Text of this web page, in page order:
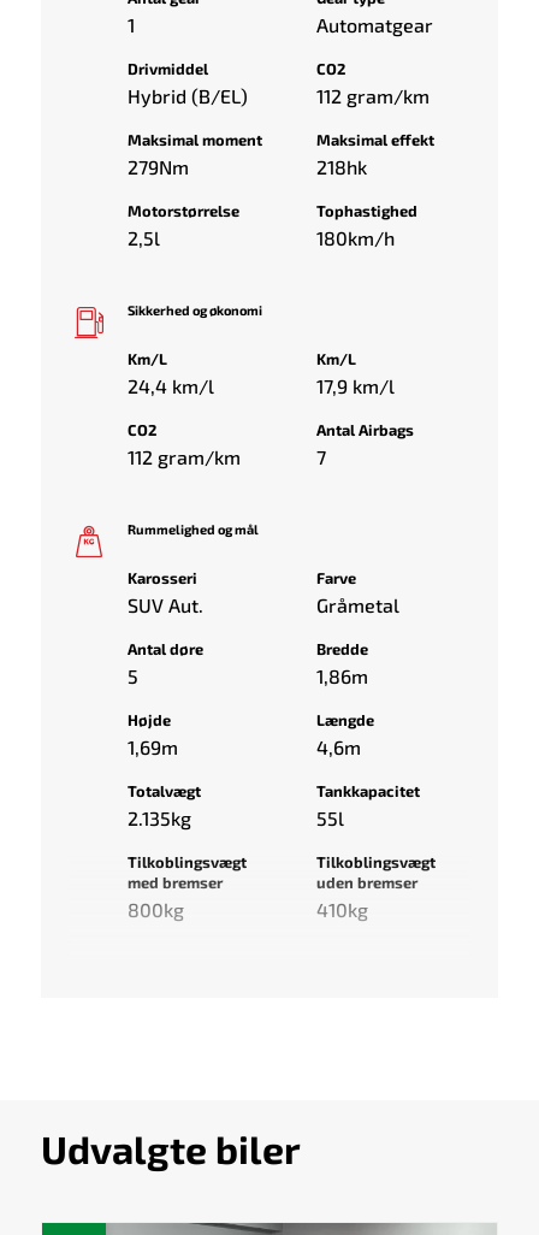
1 Automatgear
Drivmiddel
Hybrid (B/EL)
CO2
112 gram/km
Maksimal moment
279Nm
Maksimal effekt
218hk
Motorstørrelse
2,5l
Tophastighed
180km/h
Sikkerhed og økonomi
Km/L
24,4 km/l
Km/L
17,9 km/l
CO2
112 gram/km
Antal Airbags
7
Rummelighed og mål
Karosseri
SUV Aut.
Farve
Gråmetal
Antal døre
5
Bredde
1,86m
Højde
1,69m
Længde
4,6m
Totalvægt
2.135kg
Tankkapacitet
55l
Tilkoblingsvægt
med bremser
800kg
Tilkoblingsvægt
uden bremser
410kg
Udvalgte biler